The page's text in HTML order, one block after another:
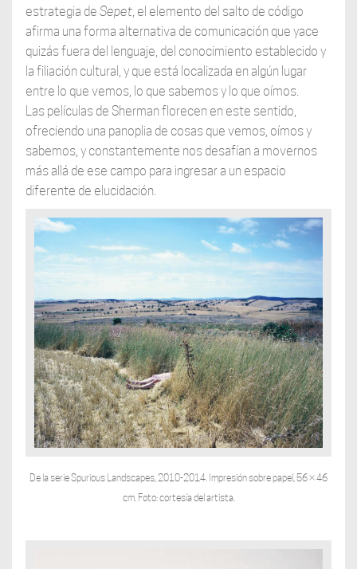
estrategia de Sepet, el elemento del salto de código
afirma una forma alternativa de comunicación que yace
quizás fuera del lenguaje, del conocimiento establecido y
la filiación cultural, y que está localizada en algún lugar
entre lo que vemos, lo que sabemos y lo que oímos.
Las películas de Sherman florecen en este sentido,
ofreciendo una panoplia de cosas que vemos, oímos y
sabemos, y constantemente nos desafían a movernos
más allá de ese campo para ingresar a un espacio
diferente de elucidación.
De la serie Spurious Landscapes, 2010-2014. Impresión sobre papel, 56 × 46
cm. Foto: cortesía del artista.